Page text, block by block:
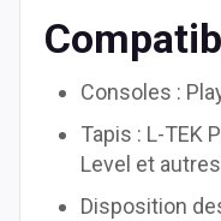
Consoles :
Tapis : L-TEK
Level et
Disposition